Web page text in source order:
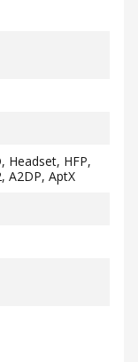
Headset, HFP,
A2DP, AptX